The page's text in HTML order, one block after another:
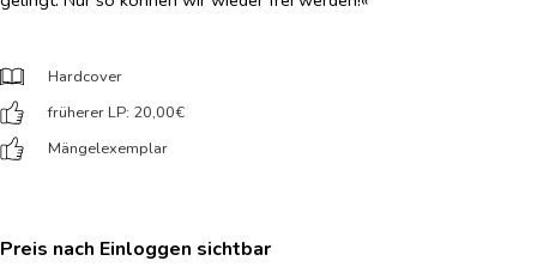
Hardcover
früherer LP: 20,00€
Mängelexemplar
Preis nach Einloggen sichtbar